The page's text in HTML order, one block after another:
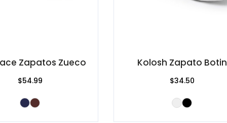
Zapatos Zueco
$54.99
Kolosh Zapato Botin
$34.50